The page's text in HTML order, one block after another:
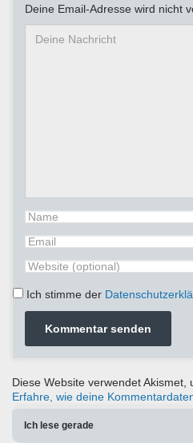
Deine Email-Adresse wird nicht
Ich stimme der
Diese Website verwendet Akismet,
Erfahre, wie deine
Ich lese gerade